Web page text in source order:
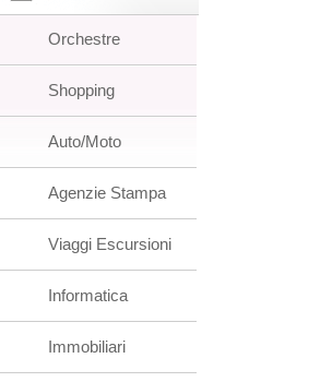
Orchestre
Shopping
Auto/Moto
Agenzie Stampa
Viaggi Escursioni
Informatica
Immobiliari